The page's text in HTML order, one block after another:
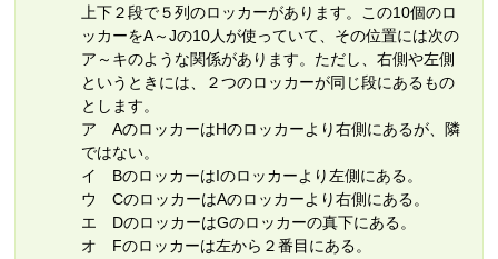
上下２段で５列のロッカーがあります。この10個のロ
ッカーをA～Jの10人が使っていて、その位置には次の
ア～キのような関係があります。ただし、右側や左側
というときには、２つのロッカーが同じ段にあるもの
とします。
ア AのロッカーはHのロッカーより右側にあるが、隣
ではない。
イ BのロッカーはIのロッカーより左側にある。
ウ CのロッカーはAのロッカーより右側にある。
エ DのロッカーはGのロッカーの真下にある。
オ Fのロッカーは左から２番目にある。